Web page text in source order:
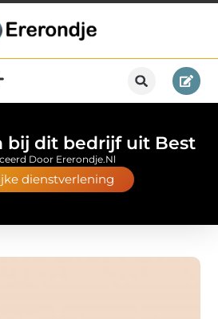
bij dit bedrijf uit Best
dienstverlening
Door Ererondje.nl